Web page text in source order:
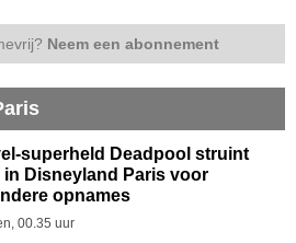
Neem een abonnement
superheld Deadpool struint
in Disneyland Paris voor
opnames
00.35 uur